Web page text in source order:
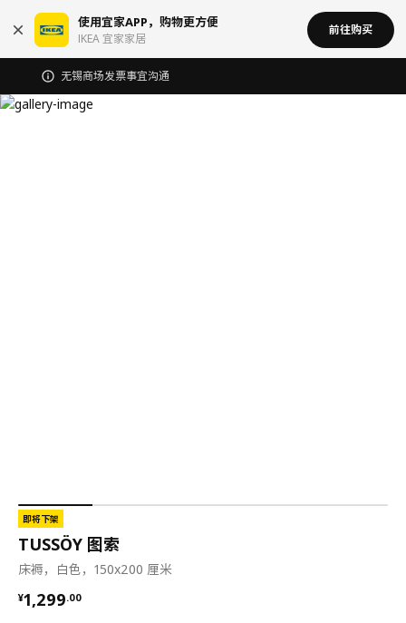
使用宜家APP，购物更方便
IKEA 宜家家居
前往购买
无锡商场发票事宜沟通
即将下架
TUSSÖY 图索
床褥，白色，150x200 厘米
¥1,299.00
¥ 1299.00